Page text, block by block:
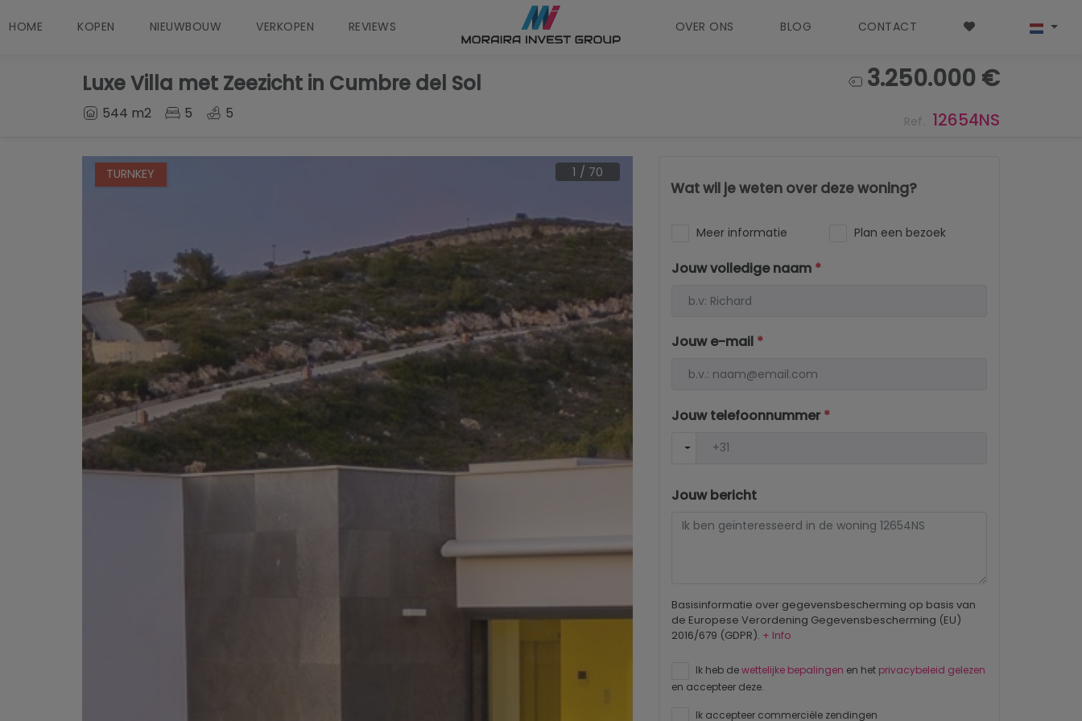
HOME KOPEN NIEUWBOUW VERKOPEN REVIEWS OVER ONS BLOG CONTACT
Luxe Villa met Zeezicht in Cumbre del Sol 3.250.000 €
544 m2 5 5 Ref. 12654NS
TURNKEY 1 / 70
Wat wil je weten over deze woning?
Meer informatie Plan een bezoek
Jouw volledige naam *
Jouw e-mail *
Jouw telefoonnummer *
Jouw bericht
Basisinformatie over gegevensbescherming op basis van
de Europese Verordening Gegevensbescherming (EU)
2016/679 (GDPR). + Info
Ik heb dewettelijke bepalingen en het privacybeleid gelezen
en accepteer deze.
Ik accepteer commerciële zendingen